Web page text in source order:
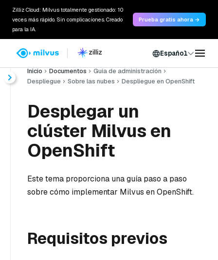
Zilliz Cloud: Milvus totalmente gestionado: 10
veces más rápido. Sin complicaciones. Creado
para la IA.
Prueba gratis ahora →
Español
Inicio Documentos
Guía de administración
Despliegue
Sobre las nubes Despliegue en OpenShift
Desplegar un
clúster Milvus en
OpenShift
Este tema proporciona una guía paso a paso
sobre cómo implementar Milvus en OpenShift.
Requisitos previos